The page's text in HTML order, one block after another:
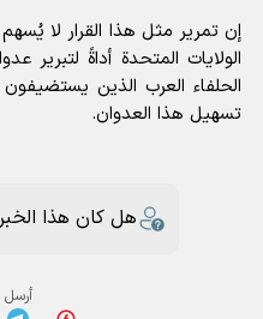
إن تمرير مثل هذا القرار لا
الولايات المتحدة أداةً لتبرير
الحلفاء العرب الذين
تسهيل هذا العدوان.
هل كان هذا
أرسل